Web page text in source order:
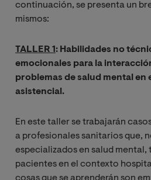
continuación, se presenta un
mismos:
TALLER 1 : Habilidades no
emocionales para la
problemas de salud mental en
asistencial.
En este taller se trabajarán
a profesionales sanitarios que,
especializados en salud mental,
pacientes en el contexto